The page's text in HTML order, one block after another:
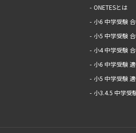
ONETESとは
小6 中学受験
小5 中学受験
小4 中学受験
小6 中学受験
小5 中学受験
小3.4.5 中学受